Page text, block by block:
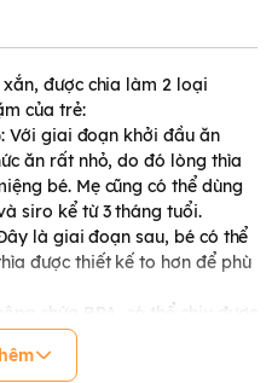
được chia làm 2 loại
của trẻ:
Với giai đoạn khởi đầu ăn
ăn rất nhỏ, do đó lòng thìa
bé. Mẹ cũng có thể dùng
siro kể từ 3 tháng tuổi.
là giai đoạn sau, bé có thể
được thiết kế to hơn để phù
chứa BPA, có thể chịu được
toàn cho miệng em bé